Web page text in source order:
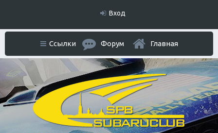
Вход
Ссылки Форум Главная